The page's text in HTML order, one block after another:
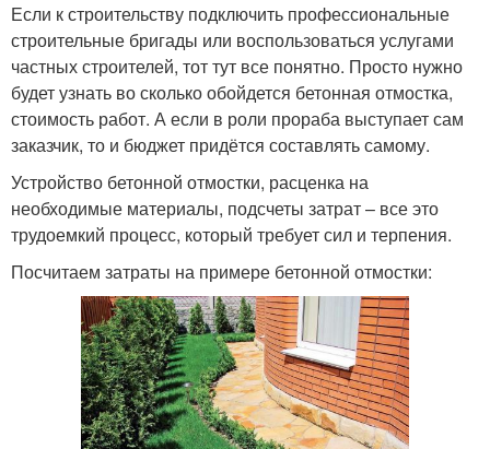
Если к строительству подключить профессиональные
строительные бригады или воспользоваться услугами
частных строителей, тот тут все понятно. Просто нужно
будет узнать во сколько обойдется бетонная отмостка,
стоимость работ. А если в роли прораба выступает сам
заказчик, то и бюджет придётся составлять самому.
Устройство бетонной отмостки, расценка на
необходимые материалы, подсчеты затрат – все это
трудоемкий процесс, который требует сил и терпения.
Посчитаем затраты на примере бетонной отмостки: